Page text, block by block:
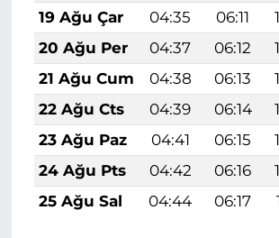
19 Ağu Çar
04:35 06:11
20 Ağu Per
04:37 06:12
21 Ağu Cum
04:38 06:13
22 Ağu Cts
04:39 06:14
23 Ağu Paz
04:41 06:15
24 Ağu Pts
04:42 06:16
25 Ağu Sal
04:44 06:17